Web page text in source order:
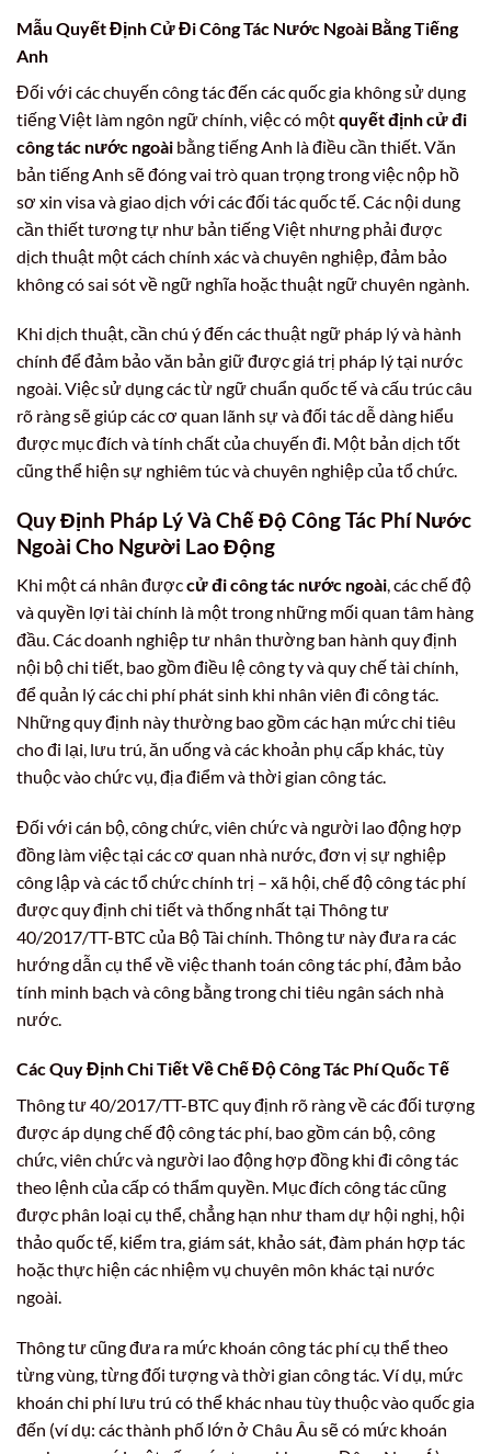
Mẫu Quyết Định Cử Đi Công Tác Nước Ngoài Bằng Tiếng
Anh
Đối với các chuyến công tác đến các quốc gia không sử dụng
tiếng Việt làm ngôn ngữ chính, việc có mộtquyết định cử đi
công tác nước ngoài bằng tiếng Anh là điều cần thiết. Văn
bản tiếng Anh sẽ đóng vai trò quan trọng trong việc nộp hồ
sơ xin visa và giao dịch với các đối tác quốc tế. Các nội dung
cần thiết tương tự như bản tiếng Việt nhưng phải được
dịch thuật một cách chính xác và chuyên nghiệp, đảm bảo
không có sai sót về ngữ nghĩa hoặc thuật ngữ chuyên ngành.
Khi dịch thuật, cần chú ý đến các thuật ngữ pháp lý và hành
chính để đảm bảo văn bản giữ được giá trị pháp lý tại nước
ngoài. Việc sử dụng các từ ngữ chuẩn quốc tế và cấu trúc câu
rõ ràng sẽ giúp các cơ quan lãnh sự và đối tác dễ dàng hiểu
được mục đích và tính chất của chuyến đi. Một bản dịch tốt
cũng thể hiện sự nghiêm túc và chuyên nghiệp của tổ chức.
Quy Định Pháp Lý Và Chế Độ Công Tác Phí Nước
Ngoài Cho Người Lao Động
Khi một cá nhân đượccử đi công tác nước ngoài, các chế độ
và quyền lợi tài chính là một trong những mối quan tâm hàng
đầu. Các doanh nghiệp tư nhân thường ban hành quy định
nội bộ chi tiết, bao gồm điều lệ công ty và quy chế tài chính,
để quản lý các chi phí phát sinh khi nhân viên đi công tác.
Những quy định này thường bao gồm các hạn mức chi tiêu
cho đi lại, lưu trú, ăn uống và các khoản phụ cấp khác, tùy
thuộc vào chức vụ, địa điểm và thời gian công tác.
Đối với cán bộ, công chức, viên chức và người lao động hợp
đồng làm việc tại các cơ quan nhà nước, đơn vị sự nghiệp
công lập và các tổ chức chính trị – xã hội, chế độ công tác phí
được quy định chi tiết và thống nhất tại Thông tư
40/2017/TT-BTC của Bộ Tài chính. Thông tư này đưa ra các
hướng dẫn cụ thể về việc thanh toán công tác phí, đảm bảo
tính minh bạch và công bằng trong chi tiêu ngân sách nhà
nước.
Các Quy Định Chi Tiết VềChế Độ Công Tác Phí Quốc Tế
Thông tư 40/2017/TT-BTC quy định rõ ràng về các đối tượng
được áp dụng chế độ công tác phí, bao gồm cán bộ, công
chức, viên chức và người lao động hợp đồng khi đi công tác
theo lệnh của cấp có thẩm quyền. Mục đích công tác cũng
được phân loại cụ thể, chẳng hạn như tham dự hội nghị, hội
thảo quốc tế, kiểm tra, giám sát, khảo sát, đàm phán hợp tác
hoặc thực hiện các nhiệm vụ chuyên môn khác tại nước
ngoài.
Thông tư cũng đưa ra mức khoán công tác phí cụ thể theo
từng vùng, từng đối tượng và thời gian công tác. Ví dụ, mức
khoán chi phí lưu trú có thể khác nhau tùy thuộc vào quốc gia
đến (ví dụ: các thành phố lớn ở Châu Âu sẽ có mức khoán